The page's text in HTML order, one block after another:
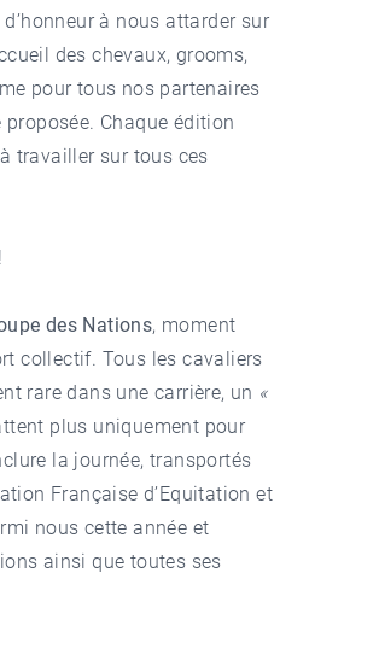
à nous attarder sur
des chevaux, grooms,
pour tous nos partenaires
proposée. Chaque édition
travailler sur tous ces
des Nations, moment
collectif. Tous les cavaliers
rare dans une carrière, un «
plus uniquement pour
la journée, transportés
Française d’Equitation et
nous cette année et
ainsi que toutes ses